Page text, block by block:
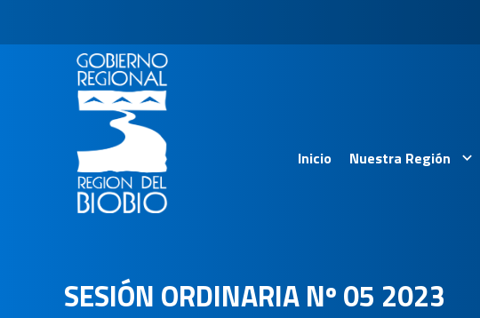
Inicio Nuestra Región
SESIÓN ORDINARIA Nº 05 2023